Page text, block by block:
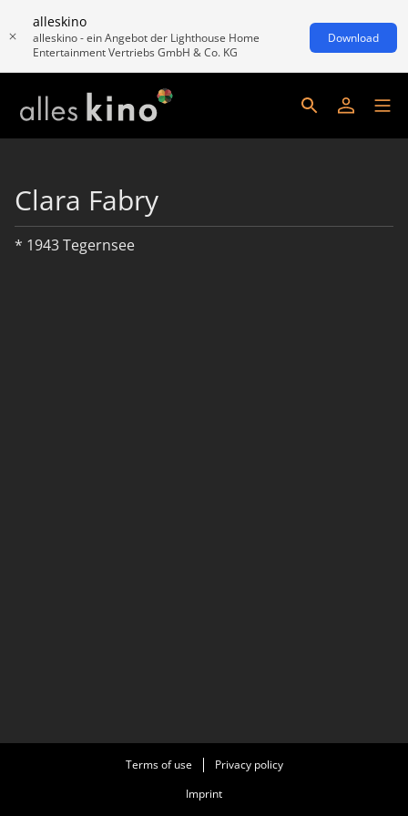
alleskino
alleskino - ein Angebot der Lighthouse Home
Entertainment Vertriebs GmbH & Co. KG
Download
Clara Fabry
* 1943 Tegernsee
Terms of use
Privacy policy
Imprint